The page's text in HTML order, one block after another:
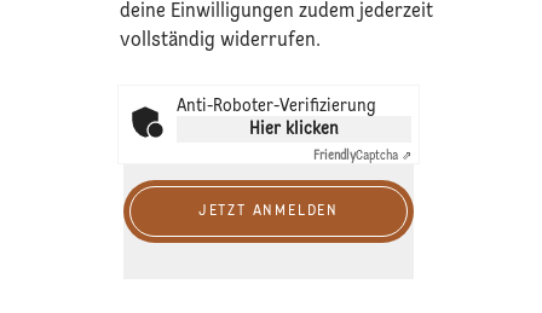
deine Einwilligungen zudem jederzeit
vollständig widerrufen.
Anti-Roboter-Verifizierung
Hier klicken
FriendlyCaptcha ⇗
JETZT ANMELDEN